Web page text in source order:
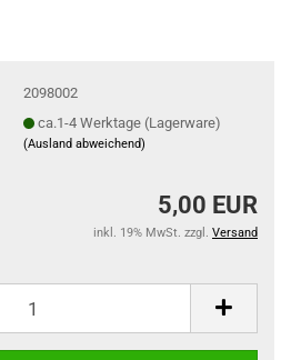
2098002
ca.1-4 Werktage (Lagerware)
(Ausland abweichend)
5,00 EUR
inkl. 19% MwSt. zzgl. Versand